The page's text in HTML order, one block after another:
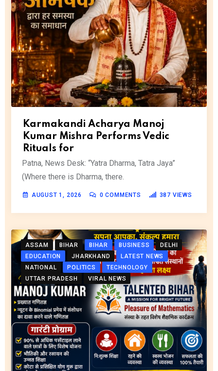
Karmakandi Acharya Manoj
Kumar Mishra Performs Vedic
Rituals for
Patna, News Desk: “Yatra Dharma, Tatra Jaya”
(Where there is Dharma, there.
AUGUST 1, 2026 0 COMMENTS 387 VIEWS
ASSAM BIHAR BIHAR BUSINESS
DELHI
EDUCATION
JHARKHAND
LATEST NEWS
NATIONAL
POLITICS
TECHNOLOGY
UTTAR PRADESH
VIRAL NEWS